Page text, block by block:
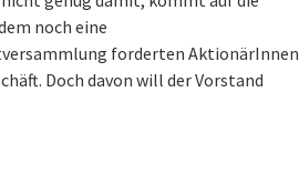
noch eine
forderten AktionärInnen
Doch davon will der Vorstand